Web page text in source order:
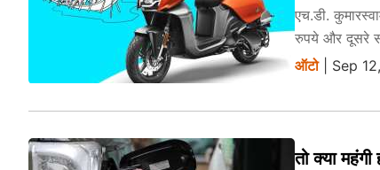
एच.डी.
रुपये और दूसरे
ऑटो| Sep
तो क्या